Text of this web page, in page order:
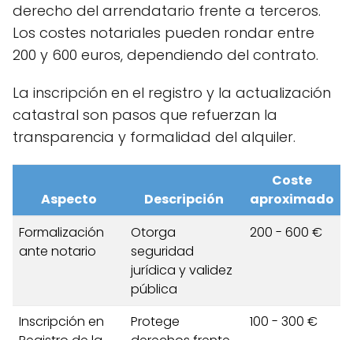
derecho del arrendatario frente a terceros.
Los costes notariales pueden rondar entre
200 y 600 euros, dependiendo del contrato.
La inscripción en el registro y la actualización
catastral son pasos que refuerzan la
transparencia y formalidad del alquiler.
Aspecto Descripción
Coste
aproximado
Formalización
ante notario
Otorga
seguridad
jurídica y validez
pública
200 - 600 €
Inscripción en
Protege
100 - 300 €